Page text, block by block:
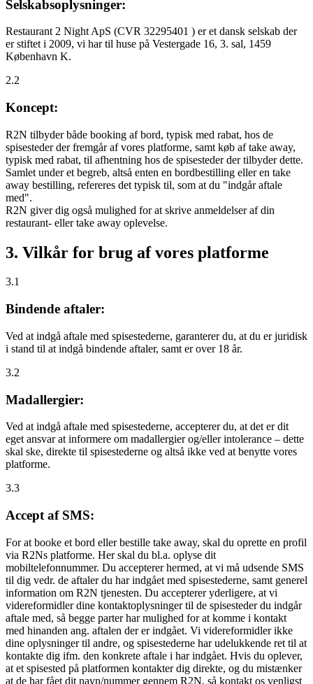
Selskabsoplysninger:
Restaurant 2 Night ApS (CVR 32295401 ) er et dansk selskab der
er stiftet i 2009, vi har til huse på Vestergade 16, 3. sal, 1459
København K.
2.2
Koncept:
R2N tilbyder både booking af bord, typisk med rabat, hos de
spisesteder der fremgår af vores platforme, samt køb af take away,
typisk med rabat, til afhentning hos de spisesteder der tilbyder dette.
Samlet under et begreb, altså enten en bordbestilling eller en take
away bestilling, refereres det typisk til, som at du "indgår aftale
med".
R2N giver dig også mulighed for at skrive anmeldelser af din
restaurant- eller take away oplevelse.
3. Vilkår for brug af vores platforme
3.1
Bindende aftaler:
Ved at indgå aftale med spisestederne, garanterer du, at du er juridisk
i stand til at indgå bindende aftaler, samt er over 18 år.
3.2
Madallergier:
Ved at indgå aftale med spisestederne, accepterer du, at det er dit
eget ansvar at informere om madallergier og/eller intolerance – dette
skal ske, direkte til spisestederne og altså ikke ved at benytte vores
platforme.
3.3
Accept af SMS:
For at booke et bord eller bestille take away, skal du oprette en profil
via R2Ns platforme. Her skal du bl.a. oplyse dit
mobiltelefonnummer. Du accepterer hermed, at vi må udsende SMS
til dig vedr. de aftaler du har indgået med spisestederne, samt generel
information om R2N tjenesten. Du accepterer yderligere, at vi
videreformidler dine kontaktoplysninger til de spisesteder du indgår
aftale med, så begge parter har mulighed for at komme i kontakt
med hinanden ang. aftalen der er indgået. Vi videreformidler ikke
dine oplysninger til andre, og spisestederne har udelukkende ret til at
kontakte dig ifm. den konkrete aftale i har indgået. Hvis du oplever,
at et spisested på platformen kontakter dig direkte, og du mistænker
at de har fået dit navn/nummer gennem R2N, så kontakt os venligst